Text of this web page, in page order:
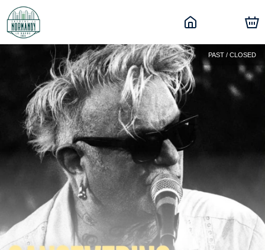
PAST / CLOSED